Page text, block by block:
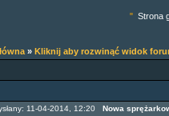
" Strona
» Kliknij aby rozwinąć widok
11-04-2014, 12:20 Nowa